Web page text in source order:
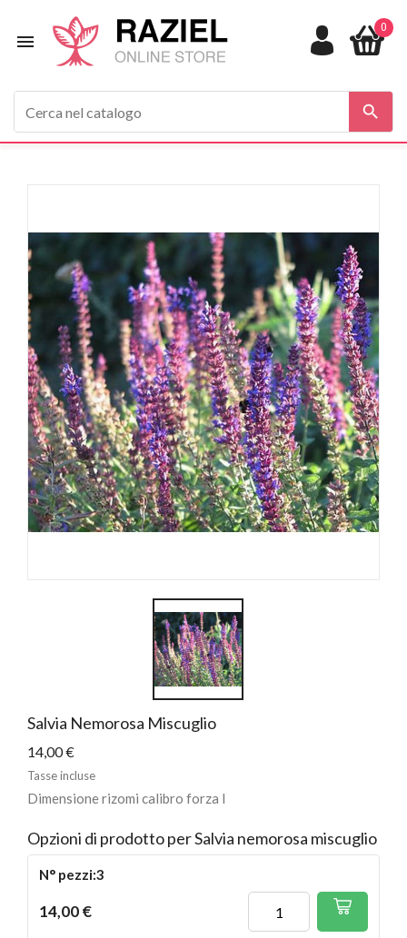

0

Salvia Nemorosa Miscuglio
14,00 €
Tasse incluse
Dimensione rizomi calibro forza I
Opzioni di prodotto per Salvia nemorosa miscuglio
N° pezzi:3
14,00 €